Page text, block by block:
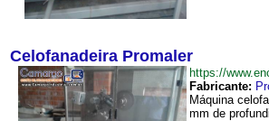
Celofanadeira Promaler
https://
Fabricante:
Máquina
mm de